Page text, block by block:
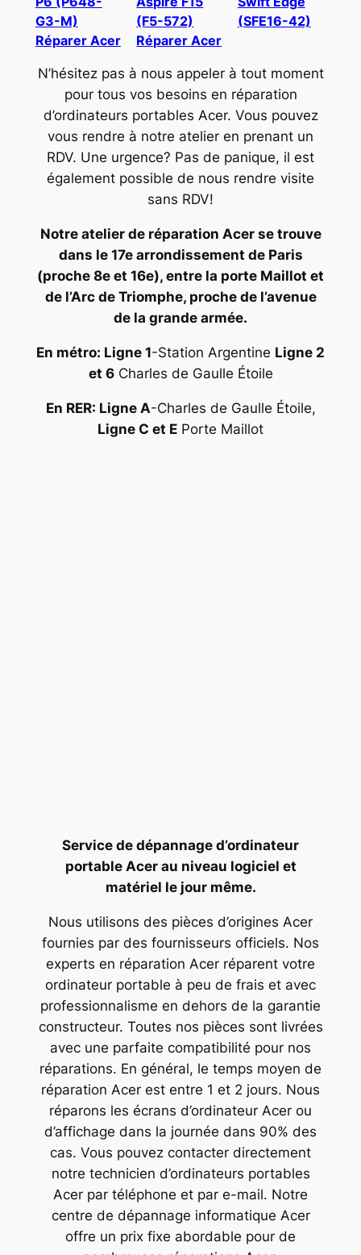
G3-M)
Réparer Acer
(F5-572)
Réparer Acer
(SFE16-42)
N’hésitez pas à nous appeler à tout moment
pour tous vos besoins en réparation
d’ordinateurs portables Acer. Vous pouvez
vous rendre à notre atelier en prenant un
RDV. Une urgence? Pas de panique, il est
également possible de nous rendre visite
sans RDV!
Notre atelier de réparation Acer se trouve
dans le 17e arrondissement de Paris
(proche 8e et 16e), entre la porte Maillot et
de l’Arc de Triomphe, proche de l’avenue
de la grande armée.
En métro: Ligne 1-Station Argentine Ligne 2
et 6Charles de Gaulle Étoile
En RER: Ligne A-Charles de Gaulle Étoile,
Ligne C et E Porte Maillot
Service de dépannage d’ordinateur
portable Acer au niveau logiciel et
matériel le jour même.
Nous utilisons des pièces d’origines Acer
fournies par des fournisseurs officiels. Nos
experts en réparation Acer réparent votre
ordinateur portable à peu de frais et avec
professionnalisme en dehors de la garantie
constructeur. Toutes nos pièces sont livrées
avec une parfaite compatibilité pour nos
réparations. En général, le temps moyen de
réparation Acer est entre 1 et 2 jours. Nous
réparons les écrans d’ordinateur Acer ou
d’affichage dans la journée dans 90% des
cas. Vous pouvez contacter directement
notre technicien d’ordinateurs portables
Acer par téléphone et par e-mail. Notre
centre de dépannage informatique Acer
offre un prix fixe abordable pour de